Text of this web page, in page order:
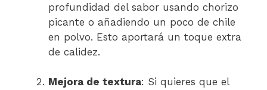
profundidad del sabor usando chorizo
picante o añadiendo un poco de chile
en polvo. Esto aportará un toque extra
de calidez.
Mejora de textura: Si quieres que el